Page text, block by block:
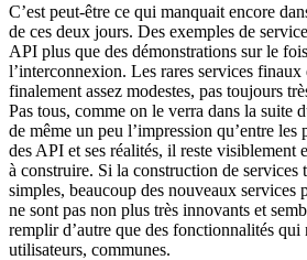
C’est peut-être ce qui manquait encore
de ces deux jours. Des exemples de
API plus que des démonstrations sur le
l’interconnexion. Les rares services finaux
finalement assez modestes, pas toujours
Pas tous, comme on le verra dans la suite
de même un peu l’impression qu’entre les
des API et ses réalités, il reste visiblement
à construire. Si la construction de services
simples, beaucoup des nouveaux services
ne sont pas non plus très innovants et
remplir d’autre que des fonctionnalités qui
utilisateurs, communes.